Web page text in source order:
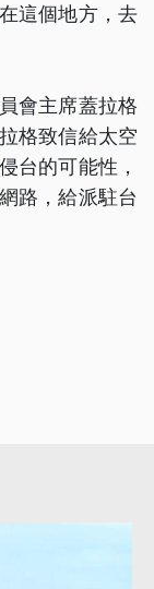
這個地方，去
會主席蓋拉格
格致信給太空
台的可能性，
路，給派駐台